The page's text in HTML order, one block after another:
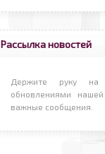
Рассылка новостей
Держите руку на
обновлениями
важные сообщения.